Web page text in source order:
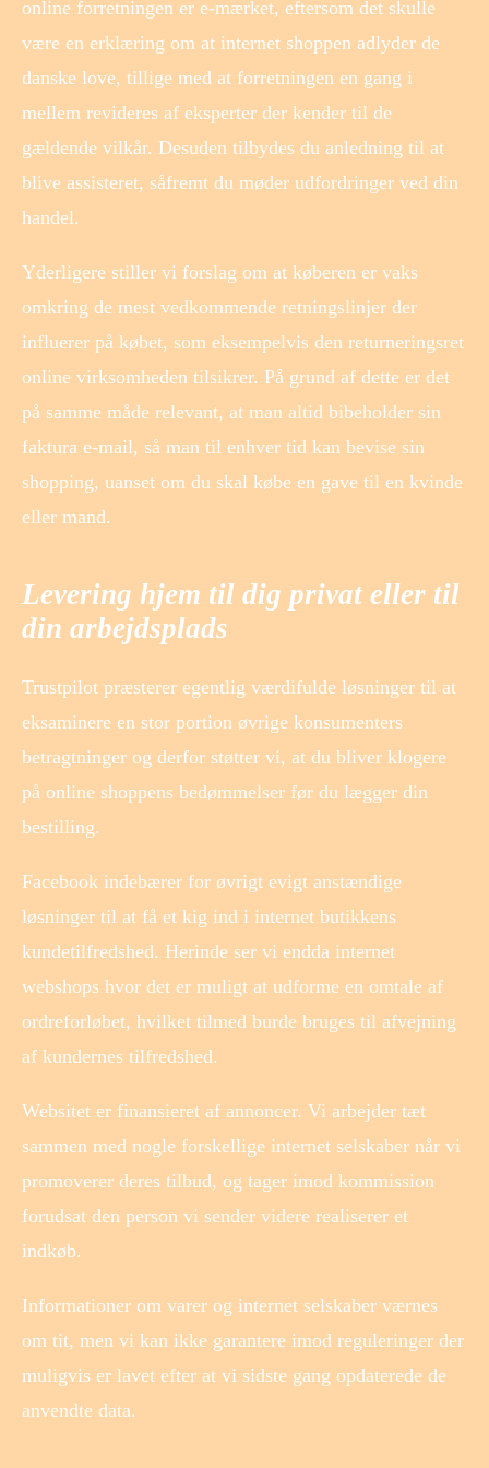
online forretningen er e-mærket, eftersom det skulle
være en erklæring om at internet shoppen adlyder de
danske love, tillige med at forretningen en gang i
mellem revideres af eksperter der kender til de
gældende vilkår. Desuden tilbydes du anledning til at
blive assisteret, såfremt du møder udfordringer ved din
handel.
Yderligere stiller vi forslag om at køberen er vaks
omkring de mest vedkommende retningslinjer der
influerer på købet, som eksempelvis den returneringsret
online virksomheden tilsikrer. På grund af dette er det
på samme måde relevant, at man altid bibeholder sin
faktura e-mail, så man til enhver tid kan bevise sin
shopping, uanset om du skal købe en gave til en kvinde
eller mand.
Levering hjem til dig privat eller til
din arbejdsplads
Trustpilot præsterer egentlig værdifulde løsninger til at
eksaminere en stor portion øvrige konsumenters
betragtninger og derfor støtter vi, at du bliver klogere
på online shoppens bedømmelser før du lægger din
bestilling.
Facebook indebærer for øvrigt evigt anstændige
løsninger til at få et kig ind i internet butikkens
kundetilfredshed. Herinde ser vi endda internet
webshops hvor det er muligt at udforme en omtale af
ordreforløbet, hvilket tilmed burde bruges til afvejning
af kundernes tilfredshed.
Websitet er finansieret af annoncer. Vi arbejder tæt
sammen med nogle forskellige internet selskaber når vi
promoverer deres tilbud, og tager imod kommission
forudsat den person vi sender videre realiserer et
indkøb.
Informationer om varer og internet selskaber værnes
om tit, men vi kan ikke garantere imod reguleringer der
muligvis er lavet efter at vi sidste gang opdaterede de
anvendte data.